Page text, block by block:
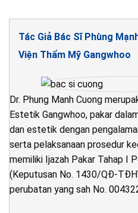
Tác Giả Bác Sĩ Phùng
Viện Thẩm Mỹ Gangwhoo
Dr. Phung Manh Cuong
Estetik Gangwhoo, pakar
dan estetik dengan
serta pelaksanaan prosedur
memiliki Ijazah Pakar Tahap I
(Keputusan No. 1430/QĐ-
perubatan yang sah No.